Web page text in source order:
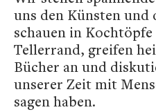
uns den Künsten und
schauen in
Tellerrand, greifen
Bücher an und
unserer Zeit mit
sagen haben.